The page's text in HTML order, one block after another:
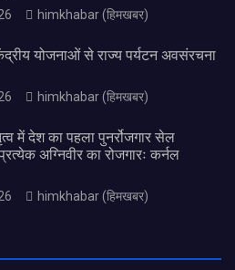
himkhabar (हिमखबर)
योजनाओं से राज्य पर्यटन अवसंरचना
himkhabar (हिमखबर)
में देश का पहला पुनर्रोजगार सेल
अग्निवीर का रोजगारः कर्नल
himkhabar (हिमखबर)